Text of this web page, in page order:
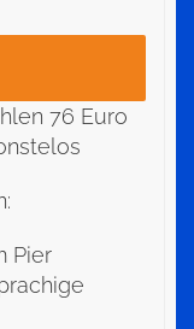
76 Euro
Pier